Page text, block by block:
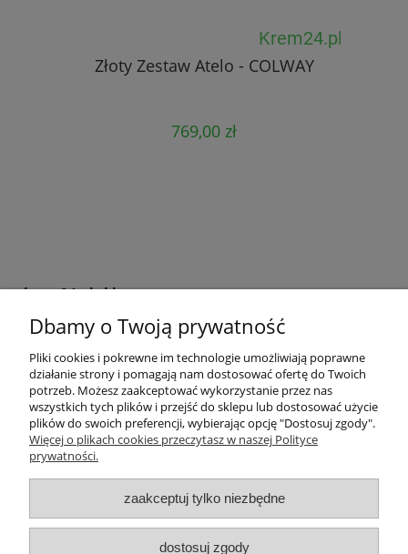
Złoty Zestaw Atelo - COLWAY
769,00 zł
krem24.pl sklep
+48 508 283 281
sklep@krem24.pl
Litewska 10
51-354Wrocław woj. dolnośląskie
NIP 8981978725
Pomoc
Moje konto
Płatności i dostawa
Dbamy o Twoją prywatność
Pliki cookies i pokrewne im technologie umożliwiają poprawne
działanie strony i pomagają nam dostosować ofertę do Twoich
potrzeb. Możesz zaakceptować wykorzystanie przez nas
wszystkich tych plików i przejść do sklepu lub dostosować użycie
plików do swoich preferencji, wybierając opcję "Dostosuj zgody".
Więcej o plikach cookies przeczytasz w naszej Polityce
prywatności.
zaakceptuj tylko niezbędne
dostosuj zgody